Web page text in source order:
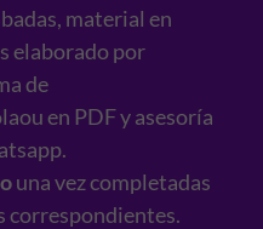
material en
elaborado por
de
en PDF y asesoría
una vez completadas
correspondientes.​